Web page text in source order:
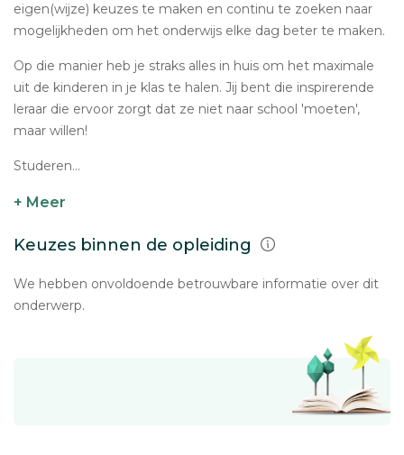
eigen(wijze) keuzes te maken en continu te zoeken naar
mogelijkheden om het onderwijs elke dag beter te maken.
Op die manier heb je straks alles in huis om het maximale
uit de kinderen in je klas te halen. Jij bent die inspirerende
leraar die ervoor zorgt dat ze niet naar school 'moeten',
maar willen!
Studeren...
+ Meer
Keuzes binnen de opleiding
We hebben onvoldoende betrouwbare informatie over dit
onderwerp.